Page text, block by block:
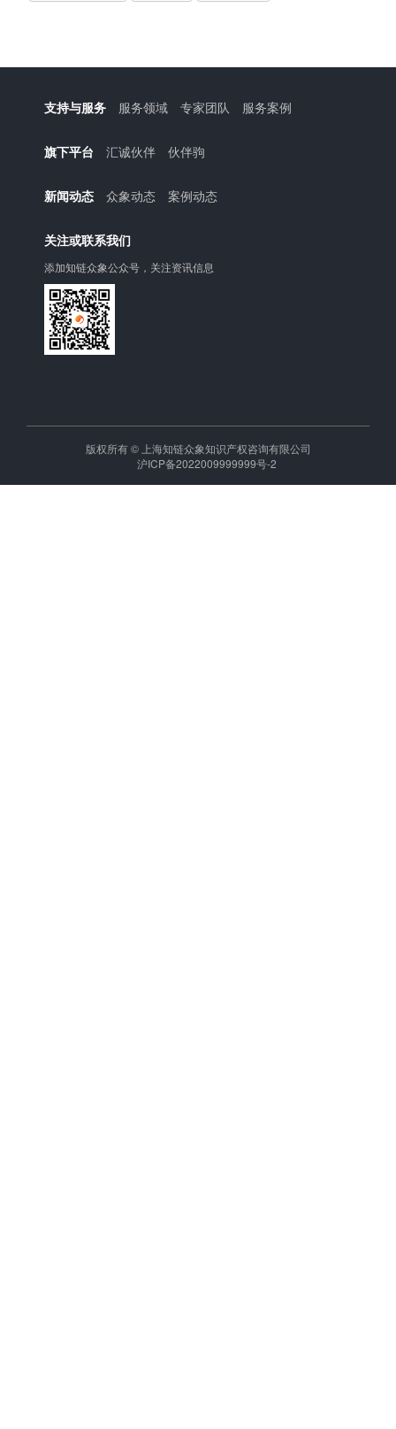
支持与服务 服务领域 专家团队 服务案例
旗下平台 汇诚伙伴 伙伴驹
新闻动态 众象动态 案例动态
关注或联系我们
添加知链众象公众号，关注资讯信息
版权所有 © 上海知链众象知识产权咨询有限公司
沪ICP备2022009999999号-2